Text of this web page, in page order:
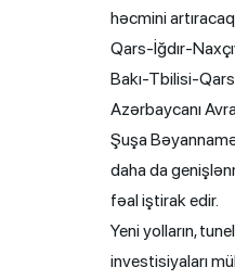
həcmini
Qars-İğdır-
Bakı-Tbilisi-
Azərbaycanı
Şuşa
daha da
fəal iştirak edir.
Yeni yolların,
investisiyaları